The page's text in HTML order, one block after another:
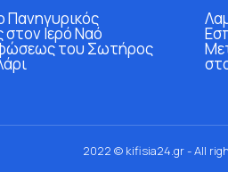
Πανηγυρικός
στον Ιερό Ναό
του Σωτήρος
2022 © kifisia24.gr - All